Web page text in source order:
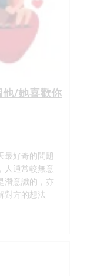
/她喜歡你
最好奇的問題
人通常較無意
潛意識的，亦
對方的想法